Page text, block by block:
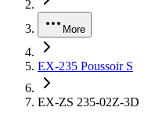
More
EX-235 Poussoir S
EX-ZS 235-02Z-3D